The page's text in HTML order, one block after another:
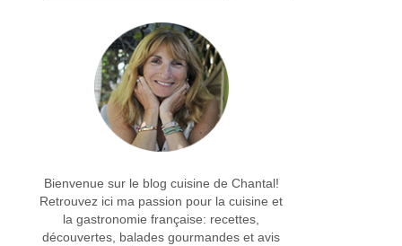
Bienvenue sur le blog cuisine de Chantal!
Retrouvez ici ma passion pour la cuisine et
la gastronomie française: recettes,
découvertes, balades gourmandes et avis